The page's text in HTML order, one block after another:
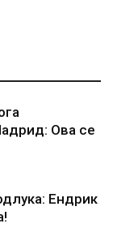
Ова се
Ендрик